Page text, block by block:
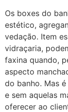
Os boxes do
estético,
vedação. Item
vidraçaria,
faxina quando,
aspecto
do banho. Mas
e sem aquelas
oferecer ao